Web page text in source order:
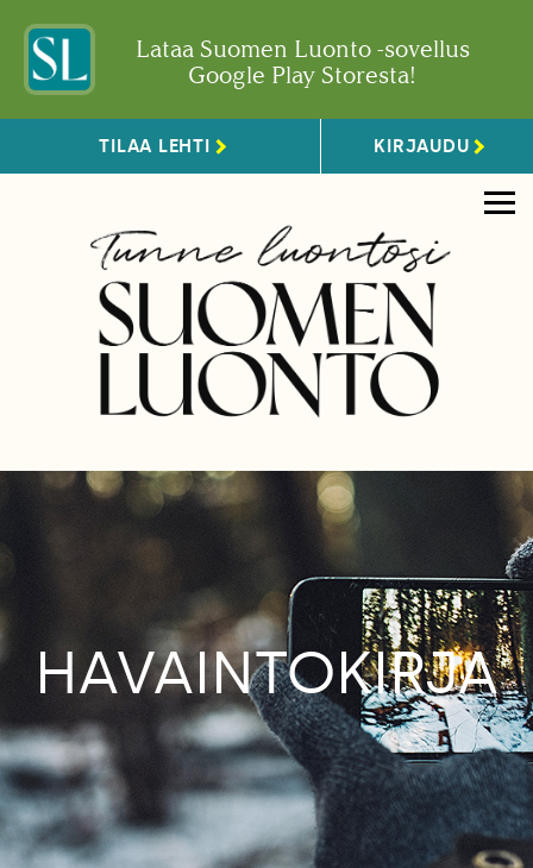
Lataa Suomen Luonto -sovellus
Google Play Storesta!
TILAA LEHTI KIRJAUDU
HAVAINTOKIRJA